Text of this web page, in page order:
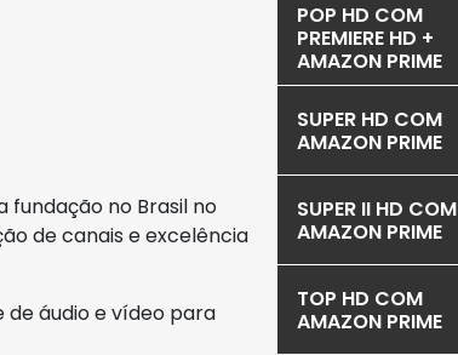
fundação no Brasil no
de canais e excelência
de áudio e vídeo para
POP HD COM
PREMIERE HD +
AMAZON PRIME
SUPER HD COM
AMAZON PRIME
SUPER II HD COM
AMAZON PRIME
TOP HD COM
AMAZON PRIME